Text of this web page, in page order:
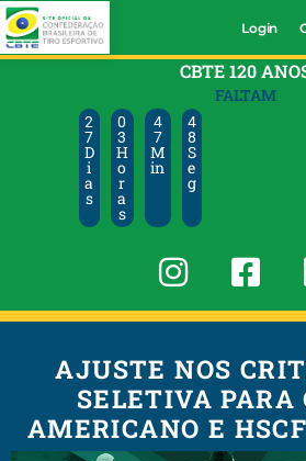
Login
CBTE 120
FALTAM
2
7
D
i
a
s
0
3
H
o
r
a
s
4
7
M
in
4
7
S
e
g
AJUSTE NOS
SELETIVA PARA
AMERICANO E